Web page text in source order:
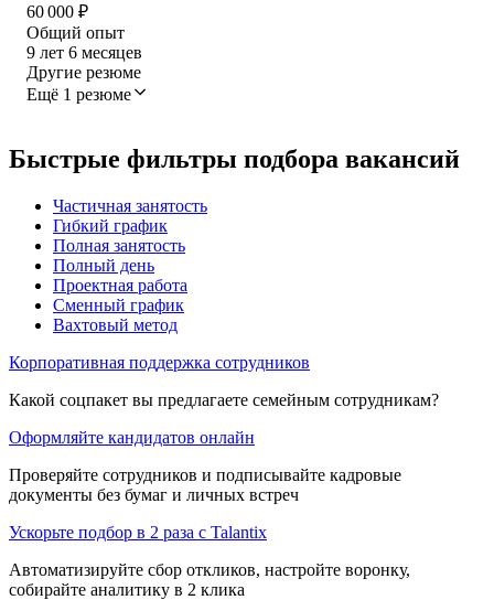
60 000 ₽
Общий опыт
9 лет 6 месяцев
Другие резюме
Ещё 1 резюме
Быстрые фильтры подбора вакансий
Частичная занятость
Гибкий график
Полная занятость
Полный день
Проектная работа
Сменный график
Вахтовый метод
Корпоративная поддержка сотрудников
Какой соцпакет вы предлагаете семейным сотрудникам?
Оформляйте кандидатов онлайн
Проверяйте сотрудников и подписывайте кадровые
документы без бумаг и личных встреч
Ускорьте подбор в 2 раза с Talantix
Автоматизируйте сбор откликов, настройте воронку,
собирайте аналитику в 2 клика